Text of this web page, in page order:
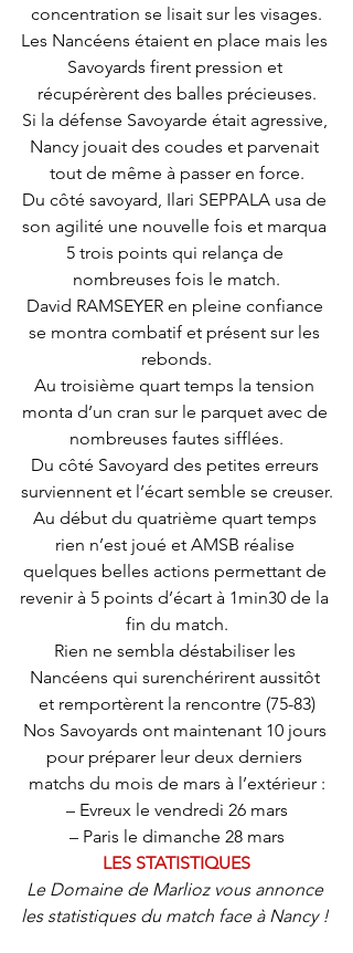
concentration se lisait sur les visages.
Les Nancéens étaient en place mais les
Savoyards firent pression et
récupérèrent des balles précieuses.
Si la défense Savoyarde était agressive,
Nancy jouait des coudes et parvenait
tout de même à passer en force.
Du côté savoyard, Ilari SEPPALA usa de
son agilité une nouvelle fois et marqua
5 trois points qui relança de
nombreuses fois le match.
David RAMSEYER en pleine confiance
se montra combatif et présent sur les
rebonds.
Au troisième quart temps la tension
monta d’un cran sur le parquet avec de
nombreuses fautes sifflées.
Du côté Savoyard des petites erreurs
surviennent et l’écart semble se creuser.
Au début du quatrième quart temps
rien n’est joué et AMSB réalise
quelques belles actions permettant de
revenir à 5 points d’écart à 1min30 de la
fin du match.
Rien ne sembla déstabiliser les
Nancéens qui surenchérirent aussitôt
et remportèrent la rencontre (75-83)
Nos Savoyards ont maintenant 10 jours
pour préparer leur deux derniers
matchs du mois de mars à l’extérieur :
– Evreux le vendredi 26 mars
– Paris le dimanche 28 mars
LES STATISTIQUES
Le Domaine de Marlioz vous annonce
les statistiques du match face à Nancy !